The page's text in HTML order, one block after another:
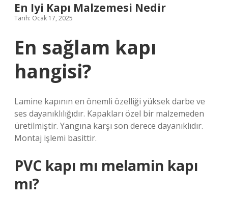
En Iyi Kapı Malzemesi Nedir
Tarih: Ocak 17, 2025
En sağlam kapı
hangisi?
Lamine kapının en önemli özelliği yüksek darbe ve
ses dayanıklılığıdır. Kapakları özel bir malzemeden
üretilmiştir. Yangına karşı son derece dayanıklıdır.
Montaj işlemi basittir.
PVC kapı mı melamin kapı
mı?